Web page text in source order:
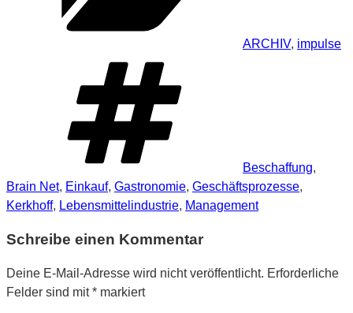
ARCHIV, impulse
Beschaffung,
Brain Net, Einkauf, Gastronomie, Geschäftsprozesse,
Kerkhoff, Lebensmittelindustrie, Management
Schreibe einen Kommentar
Deine E-Mail-Adresse wird nicht veröffentlicht. Erforderliche
Felder sind mit* markiert